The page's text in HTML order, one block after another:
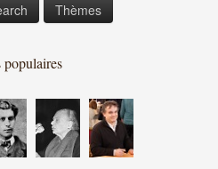
Thèmes